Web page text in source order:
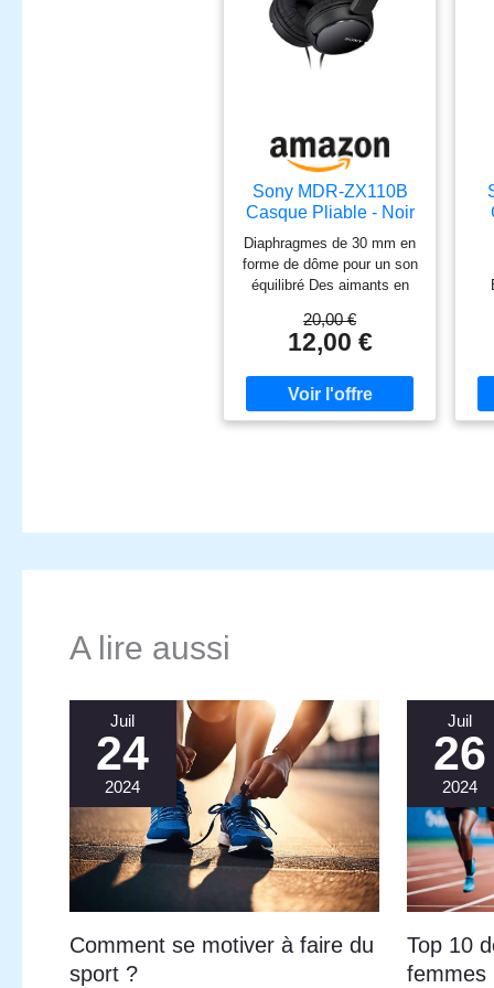
Sony MDR-ZX110B
Casque Pliable - Noir
Diaphragmes de 30 mm en
forme de dôme pour un son
équilibré Des aimants en
puissant Oreillettes
rembourrées pour un grand
de fréquences de 12 à 22
kHz Longueur de câble: 1.2
20,00 €
12,00 €
A lire aussi
Juil
24
2024
Comment se motiver à faire du
sport ?
Juil
26
2024
Top 10
femmes